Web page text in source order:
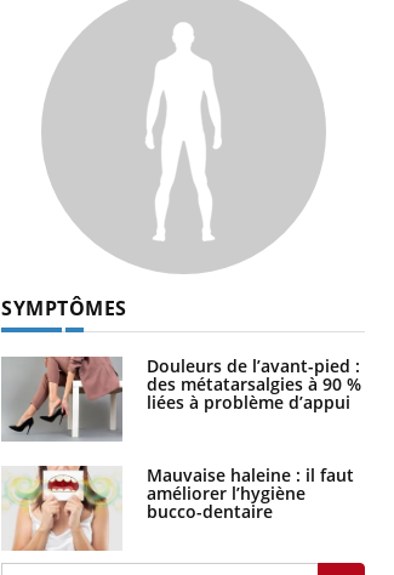
Syndrome métabolique : quels sont
les meilleurs exercices physiques ?
SYMPTÔMES
Douleurs de l’avant-pied :
des métatarsalgies à 90 %
liées à problème d’appui
Mauvaise haleine : il faut
améliorer l’hygiène
bucco-dentaire